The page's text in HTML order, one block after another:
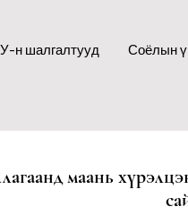
н шалгалтууд Соёлын
маань